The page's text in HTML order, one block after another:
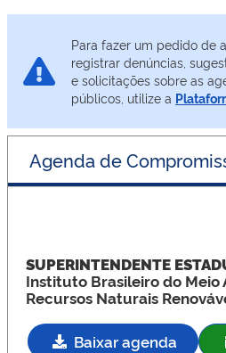
Para fazer um pedido de
registrar denúncias,
e solicitações sobre as
públicos, utilize a
Agenda de
SUPERINTENDENTE
Instituto Brasileiro do Meio
Recursos Naturais
Baixar agenda